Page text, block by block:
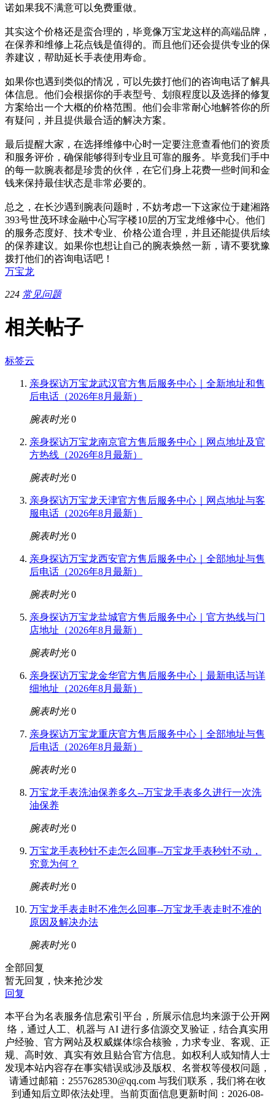
诺如果我不满意可以免费重做。
其实这个价格还是蛮合理的，毕竟像万宝龙这样的高端品牌，
在保养和维修上花点钱是值得的。而且他们还会提供专业的保
养建议，帮助延长手表使用寿命。
如果你也遇到类似的情况，可以先拨打他们的咨询电话了解具
体信息。他们会根据你的手表型号、划痕程度以及选择的修复
方案给出一个大概的价格范围。他们会非常耐心地解答你的所
有疑问，并且提供最合适的解决方案。
最后提醒大家，在选择维修中心时一定要注意查看他们的资质
和服务评价，确保能够得到专业且可靠的服务。毕竟我们手中
的每一款腕表都是珍贵的伙伴，在它们身上花费一些时间和金
钱来保持最佳状态是非常必要的。
总之，在长沙遇到腕表问题时，不妨考虑一下这家位于建湘路
393号世茂环球金融中心写字楼10层的万宝龙维修中心。他们
的服务态度好、技术专业、价格公道合理，并且还能提供后续
的保养建议。如果你也想让自己的腕表焕然一新，请不要犹豫
拨打他们的咨询电话吧！
万宝龙
224 常见问题
相关帖子
标签云
亲身探访万宝龙武汉官方售后服务中心｜全新地址和售
后电话（2026年8月最新）
腕表时光 0
亲身探访万宝龙南京官方售后服务中心｜网点地址及官
方热线（2026年8月最新）
腕表时光 0
亲身探访万宝龙天津官方售后服务中心｜网点地址与客
服电话（2026年8月最新）
腕表时光 0
亲身探访万宝龙西安官方售后服务中心｜全部地址与售
后电话（2026年8月最新）
腕表时光 0
亲身探访万宝龙盐城官方售后服务中心｜官方热线与门
店地址（2026年8月最新）
腕表时光 0
亲身探访万宝龙金华官方售后服务中心｜最新电话与详
细地址（2026年8月最新）
腕表时光 0
亲身探访万宝龙重庆官方售后服务中心｜全部地址与售
后电话（2026年8月最新）
腕表时光 0
万宝龙手表洗油保养多久--万宝龙手表多久进行一次洗
油保养
腕表时光 0
万宝龙手表秒针不走怎么回事--万宝龙手表秒针不动，
究竟为何？
腕表时光 0
万宝龙手表走时不准怎么回事--万宝龙手表走时不准的
原因及解决办法
腕表时光 0
全部回复
暂无回复，快来抢沙发
回复
本平台为名表服务信息索引平台，所展示信息均来源于公开网
络，通过人工、机器与 AI 进行多信源交叉验证，结合真实用
户经验、官方网站及权威媒体综合核验，力求专业、客观、正
规、高时效、真实有效且贴合官方信息。如权利人或知情人士
发现本站内容存在事实错误或涉及版权、名誉权等侵权问题，
请通过邮箱：2557628530@qq.com 与我们联系，我们将在收
到通知后立即依法处理。当前页面信息更新时间：2026-08-